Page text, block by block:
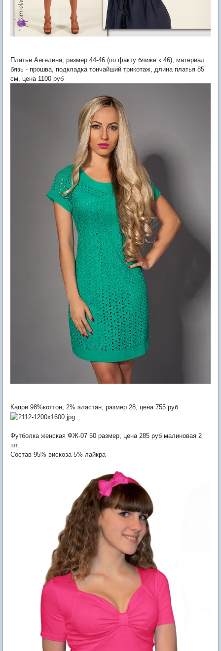
Платье Ангелина, размер 44-46 (по факту ближе к 46), материал
бязь - прошва, подкладка тончайший трикотаж, длина платья 85
см, цена 1100 руб
Капри 98%коттон, 2% эластан, размер 28, цена 755 руб
Футболка женская ФЖ-07 50 размер, цена 285 руб малиновая 2
шт.
Состав 95% вискоза 5% лайкра